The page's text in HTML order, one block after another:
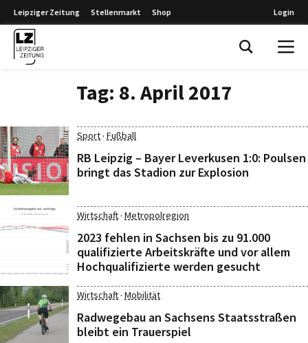
Leipziger Zeitung Stellenmarkt Shop Login
Tag: 8. April 2017
Sport· Fußball
RB Leipzig – Bayer Leverkusen 1:0: Poulsen
bringt das Stadion zur Explosion
Wirtschaft· Metropolregion
2023 fehlen in Sachsen bis zu 91.000
qualifizierte Arbeitskräfte und vor allem
Hochqualifizierte werden gesucht
Wirtschaft· Mobilität
Radwegebau an Sachsens Staatsstraßen
bleibt ein Trauerspiel